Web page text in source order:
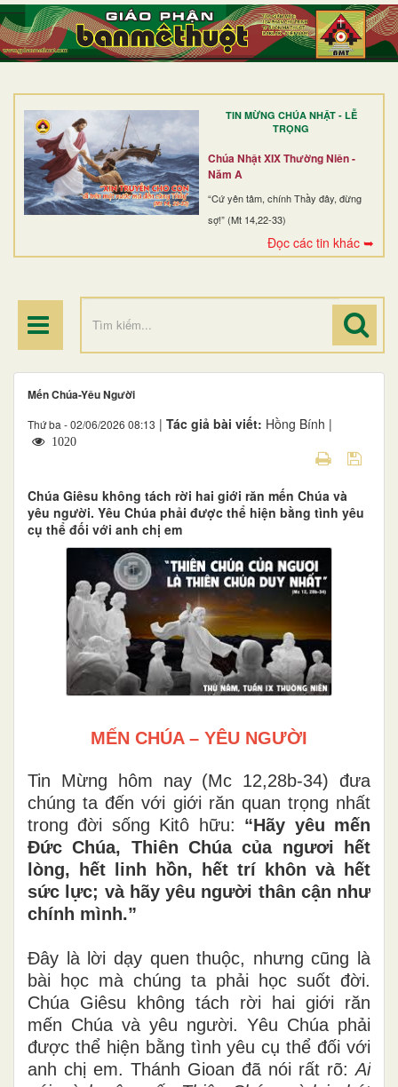
TIN MỪNG CHÚA NHẬT - LỄ
TRỌNG
Chúa Nhật XIX Thường Niên -
Năm A
“Cứ yên tâm, chính Thầy đây, đừng
sợ!” (Mt 14,22-33)
Đọc các tin khác ➥
TRANG NHẤT
GIỚI THIỆU
DÒNG TU
BAN MỤC VỤ
ĐOÀN THỂ CG
ĐIỂM HÀNH HƯƠNG
Mến Chúa-Yêu Người
Thứ ba - 02/06/2026 08:13 | Tác giả bài viết: Hồng Bính |
1020
Chúa Giêsu không tách rời hai giới răn mến Chúa và
yêu người. Yêu Chúa phải được thể hiện bằng tình yêu
cụ thể đối với anh chị em
MẾN CHÚA – YÊU NGƯỜI
Tin Mừng hôm nay (Mc 12,28b-34) đưa
chúng ta đến với giới răn quan trọng nhất
trong đời sống Kitô hữu: “Hãy yêu mến
Đức Chúa, Thiên Chúa của ngươi hết
lòng, hết linh hồn, hết trí khôn và hết
sức lực; và hãy yêu người thân cận như
chính mình.”
Đây là lời dạy quen thuộc, nhưng cũng là
bài học mà chúng ta phải học suốt đời.
Chúa Giêsu không tách rời hai giới răn
mến Chúa và yêu người. Yêu Chúa phải
được thể hiện bằng tình yêu cụ thể đối với
anh chị em. Thánh Gioan đã nói rất rõ:Ai